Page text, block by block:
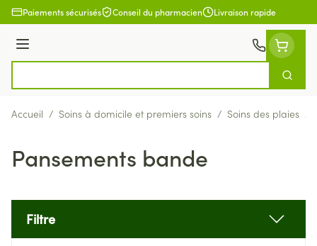
Aller au contenu
Paiements sécurisés Conseil du pharmacien Livraison rapide
Menu
Accueil / Soins à domicile et premiers soins / Soins des plaies /
Pansements bande
Filtre